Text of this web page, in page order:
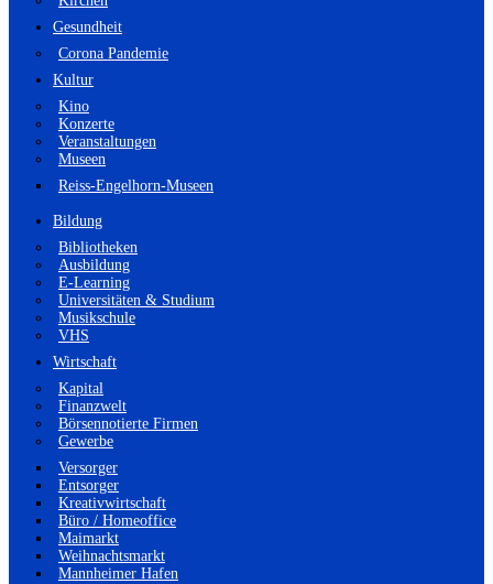
Gesundheit
Corona Pandemie
Kultur
Kino
Konzerte
Veranstaltungen
Museen
Reiss-Engelhorn-Museen
Bildung
Bibliotheken
Ausbildung
E-Learning
Universitäten & Studium
Musikschule
VHS
Wirtschaft
Kapital
Finanzwelt
Börsennotierte Firmen
Gewerbe
Versorger
Entsorger
Kreativwirtschaft
Büro / Homeoffice
Maimarkt
Weihnachtsmarkt
Mannheimer Hafen